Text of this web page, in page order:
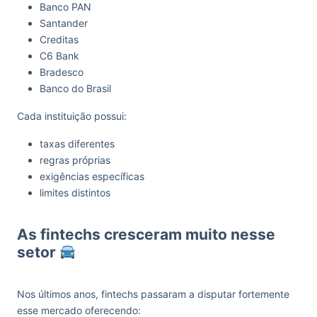
Banco PAN
Santander
Creditas
C6 Bank
Bradesco
Banco do Brasil
Cada instituição possui:
taxas diferentes
regras próprias
exigências específicas
limites distintos
As fintechs cresceram muito nesse
setor
Nos últimos anos, fintechs passaram a disputar fortemente
esse mercado oferecendo: